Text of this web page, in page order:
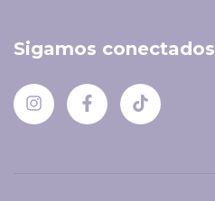
Sigamos conectados